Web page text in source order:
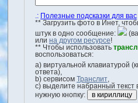
.: Полезные подсказки для вас
** Загрузить фото в Инет,
штук в одно сообщение:
или на другом ресурсе!
** Чтобы использовать
воспользоваться:
a) виртуальной клавиатурой
ответа),
b) сервисом
Транслит,
с) выделите набранный текст
нужную кнопку: